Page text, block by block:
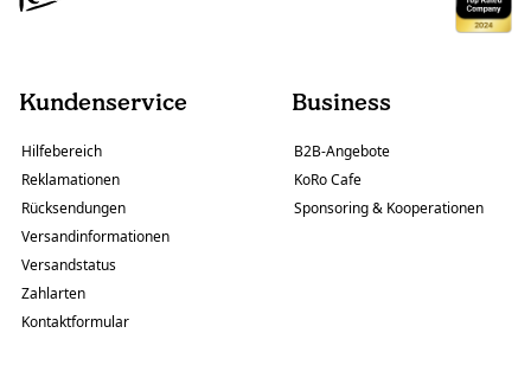
Kundenservice
Hilfebereich
Reklamationen
Rücksendungen
Versandinformationen
Versandstatus
Zahlarten
Kontaktformular
Business
B2B-Angebote
KoRo Cafe
Sponsoring & Kooperationen